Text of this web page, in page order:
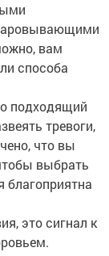
вам
способа
подходящий
тревоги,
что вы
выбрать
благоприятна
это сигнал к